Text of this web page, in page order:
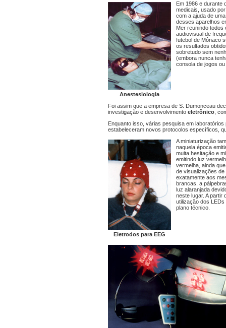
Anestesiologia
Em 1986 e durante
medicais, usado
com a ajuda de
desses aparelhos
Mer reunindo todos
audiovisual de
futebol de Mônaco
os resultados
sobretudo sem
(embora nunca
consola de jogos
Foi assim que a empresa de S. Dumonceau
investigação e desenvolvimento eletrônico ,
Enquanto isso, várias pesquisa em
estabeleceram novos protocolos específicos,
Eletrodos para EEG
A miniaturização
naquela época
muita hesitação e
emitindo luz
vermelha, ainda
de visualizações
exatamente aos
brancas, a
luz alaranjada
neste lugar. A partir
utilização dos
plano técnico.